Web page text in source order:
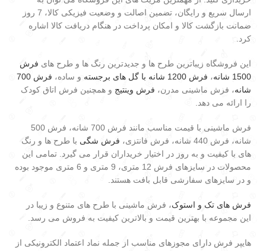
ارسال سریع و رایگان، تضمین اصالت و وضعیت فیزیکی کالا، 7 روز
ضمانت بازگشت کالا و امکان پرداخت در هنگام دریافت کالا اشاره
کرد.
این فروشگاه زیباترین طرح ها و جدیدترین رنگ ها و طرح های فرش
1500 شانه
، فرش 1200 شانه با گل های برجسته و ساده،
فرش 700
شانه، فرش ماشینی مدرن، فرش وینتیج و همچنین فرش اتاق کودک
را ارائه می دهد.
فرش ماشینی با قیمت مناسب مانند فرش 700 شانه، فرش 500
شانه، فرش 440 شانه، فرش فانتزی،
فرش شگی با طرح ها و رنگ
های با کیفیت و به روز در اختیار خریداران قرار می گیرد. تمامی این
محصولات در سایزهای فرش 12 متری، 9 متری و 6 متری موجود بوده
و در سایزهای سفارشی قابل بافت هستند.
فرش های تک و استوک، فرش ماشینی با طرح های متنوع و زیبا در
این مجموعه با بهترین قیمت و بالاترین کیفیت به فروش می رسد.
هایپر فرش دارای مجوزهای مناسب از جمله نماد اعتماد الکترونیکی از